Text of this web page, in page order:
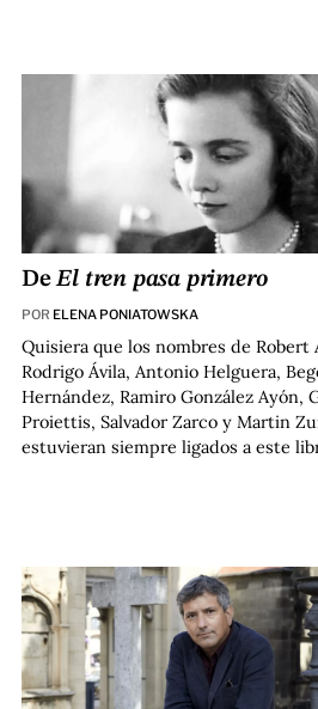
DeEl tren pasa primero
POR ELENA PONIATOWSKA
Quisiera que los nombres de Robert
Rodrigo Ávila, Antonio Helguera,
Hernández, Ramiro González Ayón,
Proiettis, Salvador Zarco y Martin
estuvieran siempre ligados a este